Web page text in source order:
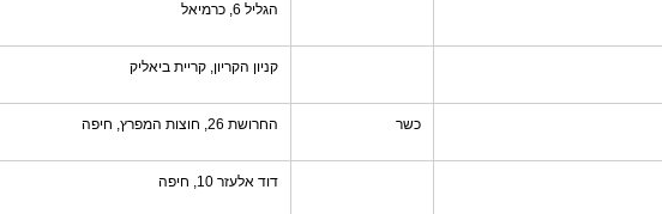
הגליל 6, כרמיאל
קניון הקריון, קריית ביאליק
כשר החרושת 26, חוצות המפרץ, חיפה
דוד אלעזר 10, חיפה